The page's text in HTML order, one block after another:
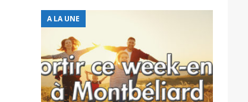
A LA UNE